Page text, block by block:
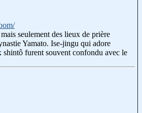
seulement des lieux de prière
Yamato. Ise-jingu qui adore
furent souvent confondu avec le